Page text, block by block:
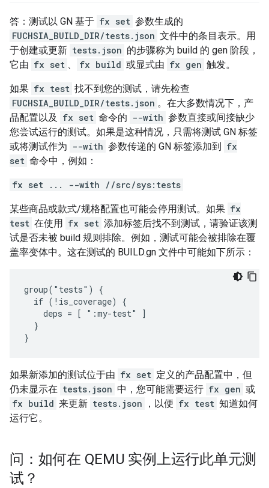
答：测试以 GN 基于 fx set 参数生成的
FUCHSIA_BUILD_DIR/tests.json 文件中的条目表示。用
于创建或更新 tests.json 的步骤称为 build 的 gen 阶段，
它由 fx set 、 fx build 或显式由 fx gen 触发。
如果 fx test 找不到您的测试，请先检查
FUCHSIA_BUILD_DIR/tests.json 。在大多数情况下，产
品配置以及
fx set 命令的 --with 参数直接或间接缺少
您尝试运行的测试。如果是这种情况，只需将测试 GN 标签
或将测试作为 --with 参数传递的 GN 标签添加到 fx
set 命令中，例如：
fx set ... --with //src/sys:tests
某些商品或款式/规格配置也可能会停用测试。如果 fx
test 在使用 fx set 添加标签后找不到测试，请验证该测
试是否未被 build 规则排除。例如，测试可能会被排除在覆
盖率变体中。这在测试的 BUILD.gn 文件中可能如下所示：
group("tests") {
  if (!is_coverage) {
    deps = [ ":my-test" ]
  }
如果新添加的测试位于由 fx set 定义的产品配置中，但
仍未显示在 tests.json 中，您可能需要运行 fx gen 或
fx build 来更新 tests.json ，以便 fx test 知道如何
运行它。
问：如何在 QEMU 实例上运行此单元测
试？